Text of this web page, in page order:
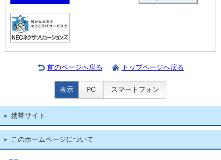
前のページへ戻る トップページへ戻る
表示 PC スマートフォン
携帯サイト
このホームページについて